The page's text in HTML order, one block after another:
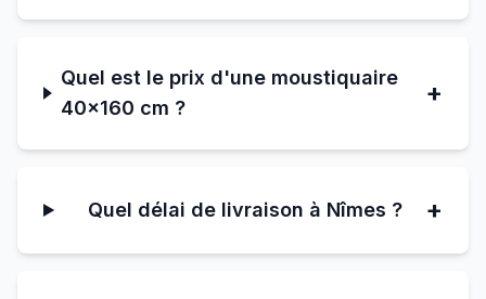
Quel est le prix d'une moustiquaire
40×160 cm ?
+
Quel délai de livraison à Nîmes ? +